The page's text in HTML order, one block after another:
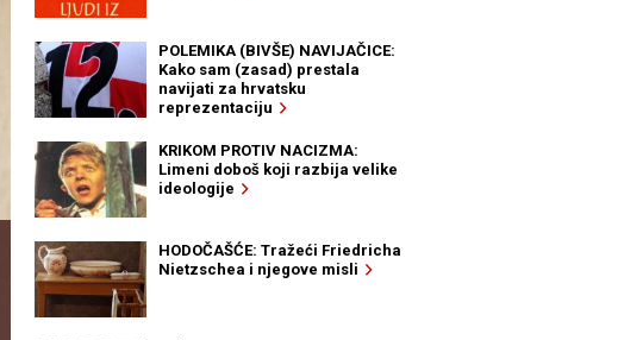
POLEMIKA (BIVŠE) NAVIJAČICE:
Kako sam (zasad) prestala
navijati za hrvatsku
reprezentaciju
KRIKOM PROTIV NACIZMA:
Limeni doboš koji razbija velike
ideologije
HODOČAŠĆE: Tražeći Friedricha
Nietzschea i njegove misli